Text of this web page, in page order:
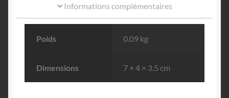
Informations complémentaires
Poids 0.09 kg
Dimensions 7 × 4 × 3.5 cm